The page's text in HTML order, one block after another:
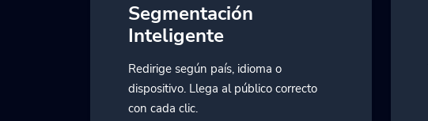
Segmentación
Inteligente
Redirige según país, idioma o
dispositivo. Llega al público correcto
con cada clic.